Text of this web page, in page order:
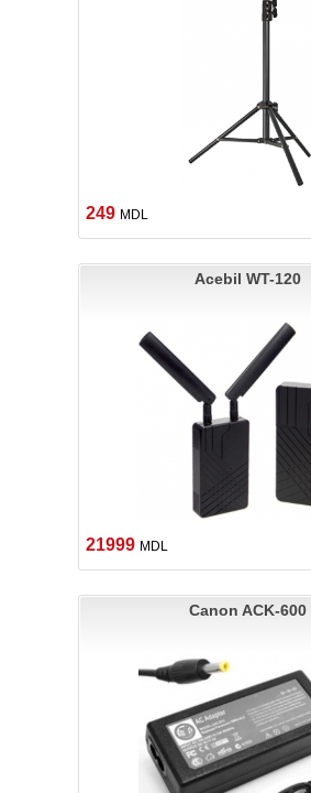
249 MDL
Acebil WT-120
21999 MDL
Canon ACK-600